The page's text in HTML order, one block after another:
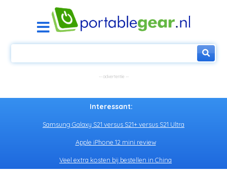
Interessant:
Samsung Galaxy S21 versus S21+ versus S21 Ultra
Apple iPhone 12 mini review
Veel extra kosten bij bestellen in China